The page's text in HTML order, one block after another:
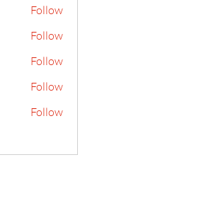
Follow
Follow
Follow
Follow
Follow